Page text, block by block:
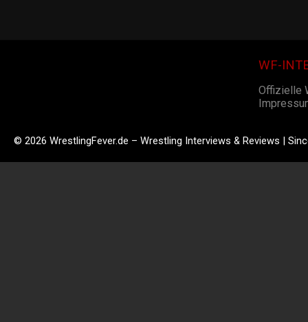
WF-
Offizielle
© 2026 WrestlingFever.de – Wrestling Interviews & Reviews |